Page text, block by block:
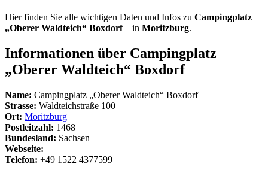
Hier finden Sie alle wichtigen Daten und Infos zu Campingplatz
„Oberer Waldteich“ Boxdorf– in Moritzburg.
Informationen über Campingplatz
„Oberer Waldteich“ Boxdorf
Name: Campingplatz „Oberer Waldteich“ Boxdorf
Strasse: Waldteichstraße 100
Ort: Moritzburg
Postleitzahl: 1468
Bundesland: Sachsen
Webseite:
Telefon: +49 1522 4377599